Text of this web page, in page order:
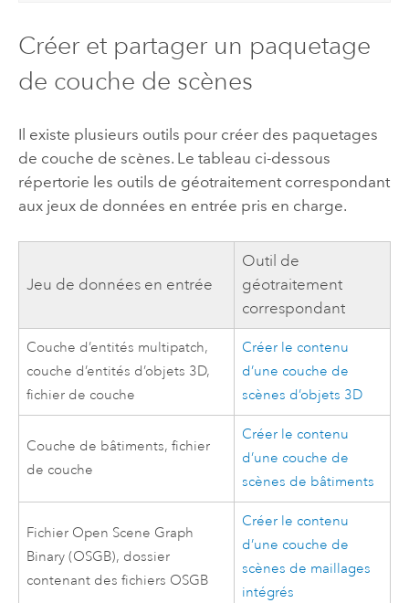
Créer et partager un paquetage
de couche de scènes
Il existe plusieurs outils pour créer des paquetages
de couche de scènes. Le tableau ci-dessous
répertorie les outils de géotraitement correspondant
aux jeux de données en entrée pris en charge.
Jeu de données en entrée
Outil de
géotraitement
correspondant
Couche d’entités multipatch,
couche d’entités d’objets 3D,
fichier de couche
Créer le contenu
d’une couche de
scènes d’objets 3D
Couche de bâtiments, fichier
de couche
Créer le contenu
d’une couche de
scènes de bâtiments
Fichier Open Scene Graph
Binary (OSGB), dossier
contenant des fichiers OSGB
Créer le contenu
d’une couche de
scènes de maillages
intégrés